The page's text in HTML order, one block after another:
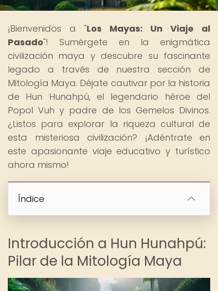
¡Bienvenidos a "Los Mayas: Un Viaje al
Pasado"! Sumérgete en la enigmática
civilización maya y descubre su fascinante
legado a través de nuestra sección de
Mitología Maya. Déjate cautivar por la historia
de Hun Hunahpú, el legendario héroe del
Popol Vuh y padre de los Gemelos Divinos.
¿Listos para explorar la riqueza cultural de
esta misteriosa civilización? ¡Adéntrate en
este apasionante viaje educativo y turístico
ahora mismo!
Índice
Introducción a Hun Hunahpú:
Pilar de la Mitología Maya